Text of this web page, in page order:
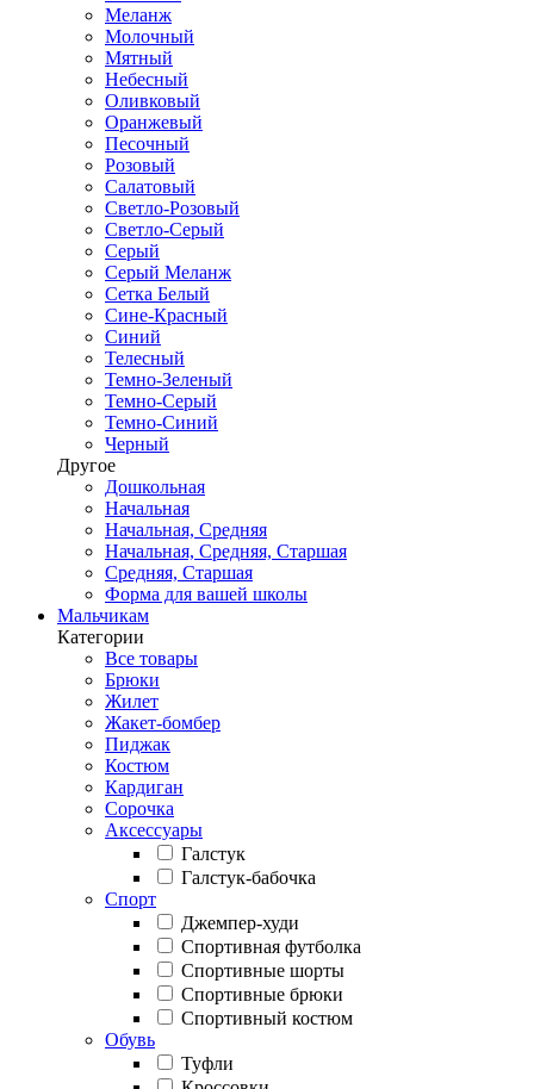
Меланж
Молочный
Мятный
Небесный
Оливковый
Оранжевый
Песочный
Розовый
Салатовый
Светло-Розовый
Светло-Серый
Серый
Серый Меланж
Сетка Белый
Сине-Красный
Синий
Телесный
Темно-Зеленый
Темно-Серый
Темно-Синий
Черный
Другое
Дошкольная
Начальная
Начальная, Средняя
Начальная, Средняя, Старшая
Средняя, Старшая
Форма для вашей школы
Мальчикам
Категории
Все товары
Брюки
Жилет
Жакет-бомбер
Пиджак
Костюм
Кардиган
Сорочка
Аксессуары
Галстук
Галстук-бабочка
Спорт
Джемпер-худи
Спортивная футболка
Спортивные шорты
Спортивные брюки
Спортивный костюм
Обувь
Туфли